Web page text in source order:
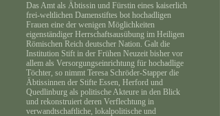
Das Amt als Äbtissin und Fürstin eines kaiserlich
frei-weltlichen Damenstiftes bot hochadligen
Frauen eine der wenigen Möglichkeiten
eigenständiger Herrschaftsausübung im Heiligen
Römischen Reich deutscher Nation. Galt die
Institution Stift in der Frühen Neuzeit bisher vor
allem als Versorgungseinrichtung für hochadlige
Töchter, so nimmt Teresa Schröder-Stapper die
Äbtissinnen der Stifte Essen, Herford und
Quedlinburg als politische Akteure in den Blick
und rekonstruiert deren Verflechtung in
verwandtschaftliche, lokalpolitische und